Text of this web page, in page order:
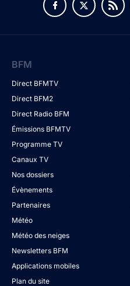
BFM
Direct BFMTV
Direct BFM2
Direct Radio BFM
Émissions BFMTV
Programme TV
Canaux TV
Nos dossiers
Évènements
Partenaires
Météo
Météo des neiges
Newsletters BFM
Applications mobiles
Plan du site